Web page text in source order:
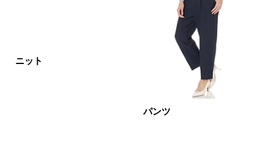
ニット
パンツ